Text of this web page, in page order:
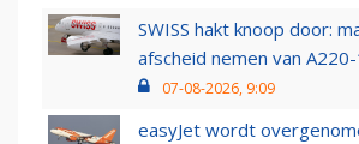
SWISS hakt knoop door:
afscheid nemen van
07-08-2026, 9:09
easyJet wordt